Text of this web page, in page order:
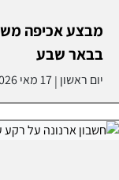
מבצע אכיפה
בבאר שבע
יום ראשון |17 מאי 2026